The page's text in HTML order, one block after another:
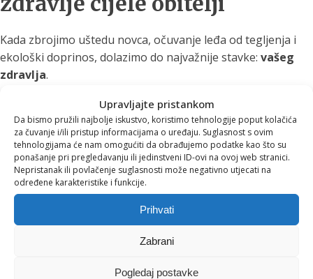
Upravljajte pristankom
Da bismo pružili najbolje iskustvo, koristimo tehnologije poput kolačića
za čuvanje i/ili pristup informacijama o uređaju. Suglasnost s ovim
tehnologijama će nam omogućiti da obrađujemo podatke kao što su
ponašanje pri pregledavanju ili jedinstveni ID-ovi na ovoj web stranici.
Nepristanak ili povlačenje suglasnosti može negativno utjecati na
određene karakteristike i funkcije.
Prihvati
Zabrani
Pogledaj postavke
Kada zbrojimo uštedu novca, očuvanje leđa od tegljenja i
ekološki doprinos, dolazimo do najvažnije stavke: vašeg
zdravlja.
Voda iz EVA filtera nije samo pročišćena od klora, kamenca,
teških metala i bakterija. Zahvaljujući bazi od koraljnog i
vulkanskog kamenja, ona je prirodno mineralizirana, blago
alkalna (pH 7,5 - 8,0) i strukturirana tako da je stanice
našeg tijela lakše apsorbiraju. Pijući kvalitetnu vodu,
poboljšavate probavu, podižete razinu energije i čistite
Vrijeme je za pametnu